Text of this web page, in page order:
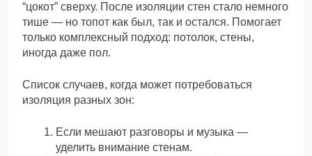
“цокот” сверху. После изоляции стен стало немного
тише — но топот как был, так и остался. Помогает
только комплексный подход: потолок, стены,
иногда даже пол.
Список случаев, когда может потребоваться
изоляция разных зон:
Если мешают разговоры и музыка —
уделить внимание стенам.